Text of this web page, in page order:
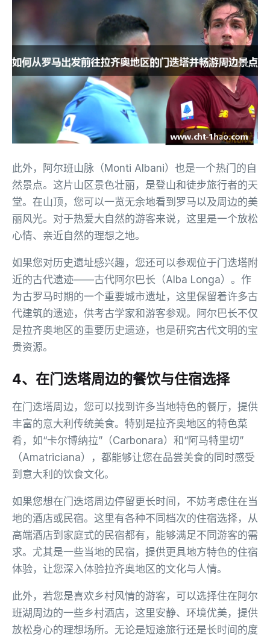
此外，阿尔班山脉（Monti Albani）也是一个热门的自
然景点。这片山区景色壮丽，是登山和徒步旅行者的天
堂。在山顶，您可以一览无余地看到罗马以及周边的美
丽风光。对于热爱大自然的游客来说，这里是一个放松
心情、亲近自然的理想之地。
如果您对历史遗址感兴趣，您还可以参观位于门迭塔附
近的古代遗迹——古代阿尔巴长（Alba Longa）。作
为古罗马时期的一个重要城市遗址，这里保留着许多古
代建筑的遗迹，供考古学家和游客参观。阿尔巴长不仅
是拉齐奥地区的重要历史遗迹，也是研究古代文明的宝
贵资源。
4、在门迭塔周边的餐饮与住宿选择
在门迭塔周边，您可以找到许多当地特色的餐厅，提供
丰富的意大利传统美食。特别是拉齐奥地区的特色菜
肴，如“卡尔博纳拉”（Carbonara）和“阿马特里切”
（Amatriciana），都能够让您在品尝美食的同时感受
到意大利的饮食文化。
如果您想在门迭塔周边停留更长时间，不妨考虑住在当
地的酒店或民宿。这里有各种不同档次的住宿选择，从
高端酒店到家庭式的民宿都有，能够满足不同游客的需
求。尤其是一些当地的民宿，提供更具地方特色的住宿
体验，让您深入体验拉齐奥地区的文化与人情。
此外，若您是喜欢乡村风情的游客，可以选择住在阿尔
班湖周边的一些乡村酒店，这里安静、环境优美，提供
放松身心的理想场所。无论是短途旅行还是长时间的度